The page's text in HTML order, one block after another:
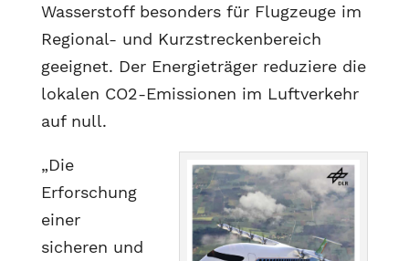
Wasserstoff besonders für Flugzeuge im
Regional- und Kurzstreckenbereich
geeignet. Der Energieträger reduziere die
lokalen CO2-Emissionen im Luftverkehr
auf null.
„Die
Erforschung
einer
sicheren und